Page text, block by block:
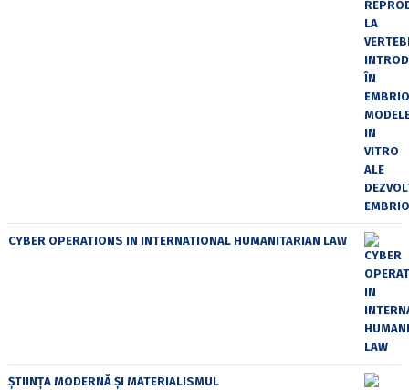
CYBER OPERATIONS IN INTERNATIONAL HUMANITARIAN LAW
ȘTIINȚA MODERNĂ ȘI MATERIALISMUL